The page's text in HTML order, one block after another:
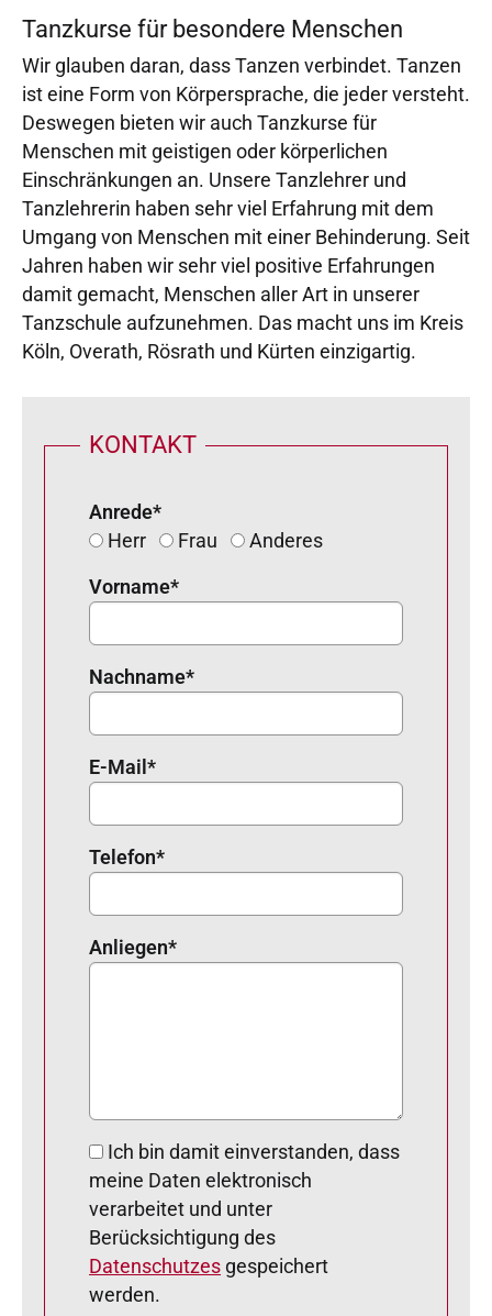
Tanzkurse für besondere Menschen
Wir glauben daran, dass Tanzen verbindet. Tanzen
ist eine Form von Körpersprache, die jeder versteht.
Deswegen bieten wir auch Tanzkurse für
Menschen mit geistigen oder körperlichen
Einschränkungen an. Unsere Tanzlehrer und
Tanzlehrerin haben sehr viel Erfahrung mit dem
Umgang von Menschen mit einer Behinderung. Seit
Jahren haben wir sehr viel positive Erfahrungen
damit gemacht, Menschen aller Art in unserer
Tanzschule aufzunehmen. Das macht uns im Kreis
Köln, Overath, Rösrath und Kürten einzigartig.
KONTAKT
Anrede*
Herr
Frau Anderes
Vorname*
Nachname*
E-Mail *
Telefon*
Anliegen*
meine Daten elektronisch
verarbeitet und unter
Berücksichtigung des
Datenschutzes gespeichert
werden.